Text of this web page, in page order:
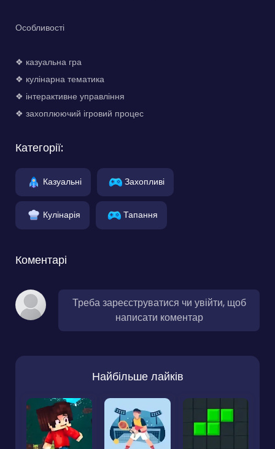
Особливості
❖ казуальна гра
❖ кулінарна тематика
❖ інтерактивне управління
❖ захоплюючий ігровий процес
Категорії:
Казуальні Захопливі
Кулінарія Тапання
Коментарі
Треба зареєструватися чи увійти, щоб
написати коментар
Найбільше лайків